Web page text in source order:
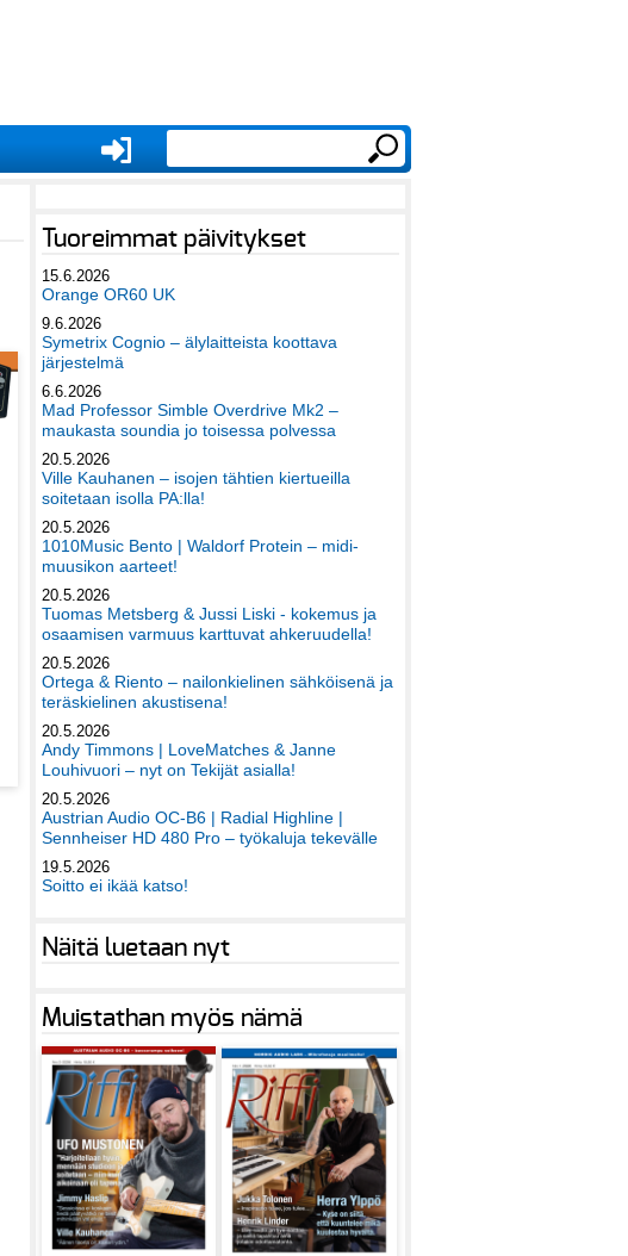
Tuoreimmat päivitykset
15.6.2026
Orange OR60 UK
9.6.2026
Symetrix Cognio – älylaitteista koottava
järjestelmä
6.6.2026
Mad Professor Simble Overdrive Mk2 –
maukasta soundia jo toisessa polvessa
20.5.2026
Ville Kauhanen – isojen tähtien kiertueilla
soitetaan isolla PA:lla!
20.5.2026
1010Music Bento | Waldorf Protein – midi-
muusikon aarteet!
20.5.2026
Tuomas Metsberg & Jussi Liski - kokemus ja
osaamisen varmuus karttuvat ahkeruudella!
20.5.2026
Ortega & Riento – nailonkielinen sähköisenä ja
teräskielinen akustisena!
20.5.2026
Andy Timmons | LoveMatches & Janne
Louhivuori – nyt on Tekijät asialla!
20.5.2026
Austrian Audio OC-B6 | Radial Highline |
Sennheiser HD 480 Pro – työkaluja tekevälle
19.5.2026
Soitto ei ikää katso!
Näitä luetaan nyt
Muistathan myös nämä